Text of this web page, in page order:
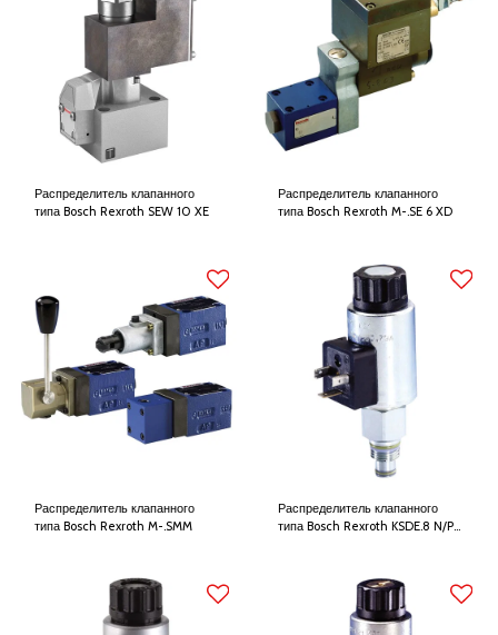
Распределитель клапанного
типа Bosch Rexroth SEW 10 XE
Распределитель клапанного
типа Bosch Rexroth M-.SE 6 XD
Распределитель клапанного
типа Bosch Rexroth M-.SMM
Распределитель клапанного
типа Bosch Rexroth KSDE.8 N/P